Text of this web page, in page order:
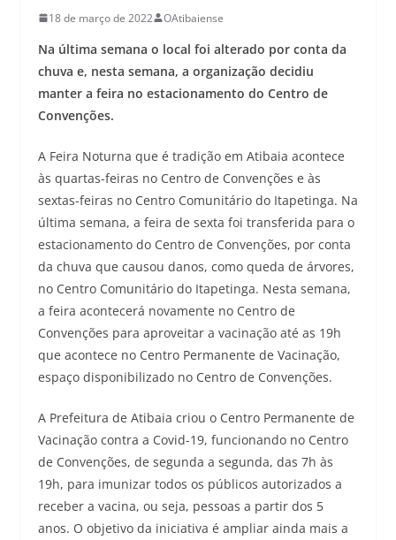
18 de março de 2022 OAtibaiense
Na última semana o local foi alterado por conta da
chuva e, nesta semana, a organização decidiu
manter a feira no estacionamento do Centro de
Convenções.
A Feira Noturna que é tradição em Atibaia acontece
às quartas-feiras no Centro de Convenções e às
sextas-feiras no Centro Comunitário do Itapetinga. Na
última semana, a feira de sexta foi transferida para o
estacionamento do Centro de Convenções, por conta
da chuva que causou danos, como queda de árvores,
no Centro Comunitário do Itapetinga. Nesta semana,
a feira acontecerá novamente no Centro de
Convenções para aproveitar a vacinação até as 19h
que acontece no Centro Permanente de Vacinação,
espaço disponibilizado no Centro de Convenções.
A Prefeitura de Atibaia criou o Centro Permanente de
Vacinação contra a Covid-19, funcionando no Centro
de Convenções, de segunda a segunda, das 7h às
19h, para imunizar todos os públicos autorizados a
receber a vacina, ou seja, pessoas a partir dos 5
anos. O objetivo da iniciativa é ampliar ainda mais a